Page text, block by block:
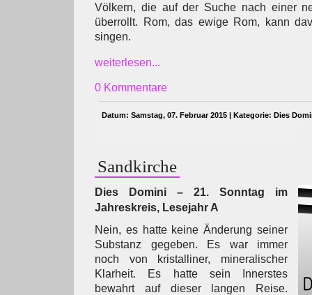
Völkern, die auf der Suche nach einer
überrollt. Rom, das ewige Rom, kann
singen.
weiterlesen...
0 Kommentare
Datum: Samstag, 07. Februar 2015 | Kategorie: Dies
Sandkirche
Dies Domini – 21. Sonntag im
Jahreskreis, Lesejahr A
Nein, es hatte keine Änderung seiner
Substanz gegeben. Es war immer
noch von kristalliner, mineralischer
Klarheit. Es hatte sein Innerstes
bewahrt auf dieser langen Reise.